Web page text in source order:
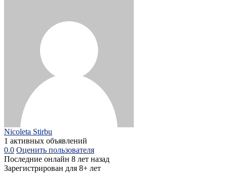
Nicoleta Stirbu
1 активных объявлений
0.0 Оценить пользователя
Последние онлайн 8 лет назад
Зарегистрирован для 8+ лет